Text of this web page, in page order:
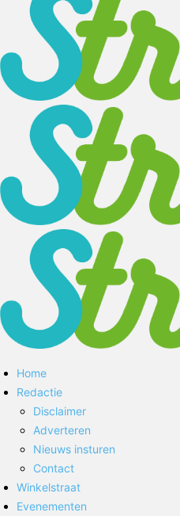
Home
Redactie
Disclaimer
Adverteren
Nieuws insturen
Contact
Winkelstraat
Evenementen